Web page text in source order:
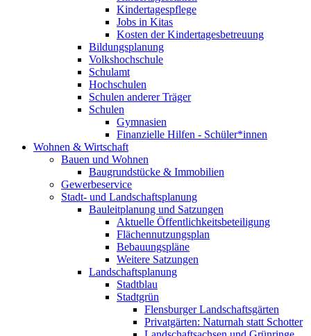
Kindertagespflege
Jobs in Kitas
Kosten der Kindertagesbetreuung
Bildungsplanung
Volkshochschule
Schulamt
Hochschulen
Schulen anderer Träger
Schulen
Gymnasien
Finanzielle Hilfen - Schüler*innen
Wohnen & Wirtschaft
Bauen und Wohnen
Baugrundstücke & Immobilien
Gewerbeservice
Stadt- und Landschaftsplanung
Bauleitplanung und Satzungen
Aktuelle Öffentlichkeitsbeteiligung
Flächennutzungsplan
Bebauungspläne
Weitere Satzungen
Landschaftsplanung
Stadtblau
Stadtgrün
Flensburger Landschaftsgärten
Privatgärten: Naturnah statt Schotter